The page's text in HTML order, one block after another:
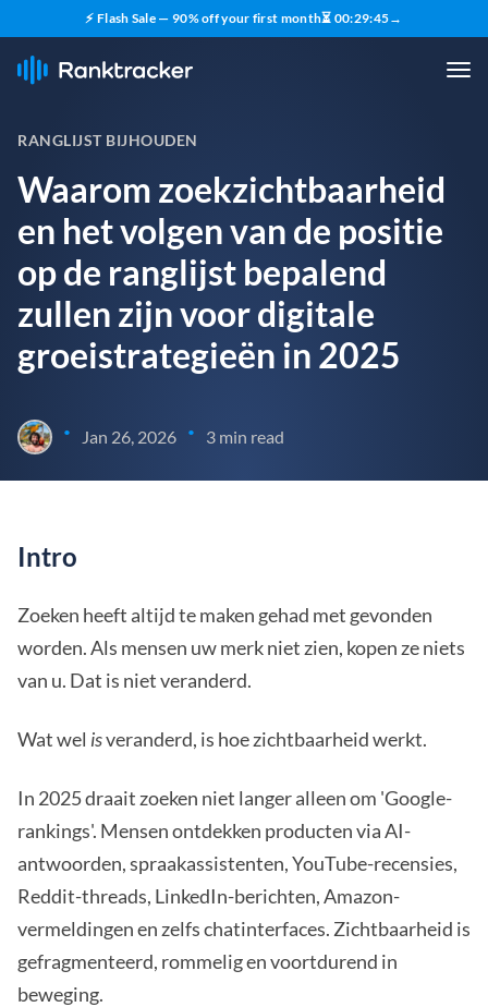
⚡ Flash Sale — 90% off your first month⏳ 00:29:44→
RANGLIJST BIJHOUDEN
Waarom zoekzichtbaarheid
en het volgen van de positie
op de ranglijst bepalend
zullen zijn voor digitale
groeistrategieën in 2025
• Jan 26, 2026 • 3 min read
Intro
Zoeken heeft altijd te maken gehad met gevonden
worden. Als mensen uw merk niet zien, kopen ze niets
van u. Dat is niet veranderd.
Wat wel isveranderd, is hoe zichtbaarheid werkt.
In 2025 draait zoeken niet langer alleen om 'Google-
rankings'. Mensen ontdekken producten via AI-
antwoorden, spraakassistenten, YouTube-recensies,
Reddit-threads, LinkedIn-berichten, Amazon-
vermeldingen en zelfs chatinterfaces. Zichtbaarheid is
gefragmenteerd, rommelig en voortdurend in
beweging.